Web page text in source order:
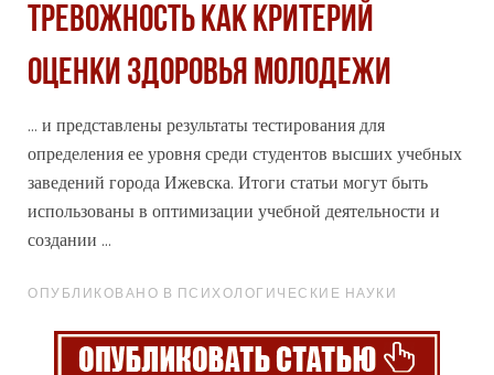
ТРЕВОЖНОСТЬ КАК КРИТЕРИЙ
ОЦЕНКИ ЗДОРОВЬЯ МОЛОДЕЖИ
... и представлены результаты тестирования для
определения ее уровня среди студентов высших учебных
заведений города Ижевска. Итоги статьи могут быть
использованы в оптимизации учебной деятельности и
создании ...
ОПУБЛИКОВАНО В ПСИХОЛОГИЧЕСКИЕ НАУКИ